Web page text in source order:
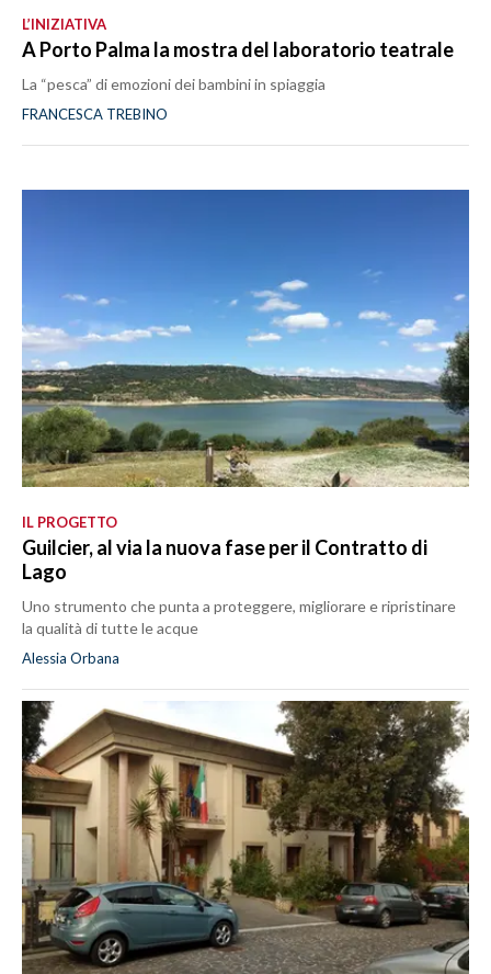
L’INIZIATIVA
A Porto Palma la mostra del laboratorio teatrale
La “pesca” di emozioni dei bambini in spiaggia
FRANCESCA TREBINO
IL PROGETTO
Guilcier, al via la nuova fase per il Contratto di
Lago
Uno strumento che punta a proteggere, migliorare e ripristinare
la qualità di tutte le acque
Alessia Orbana